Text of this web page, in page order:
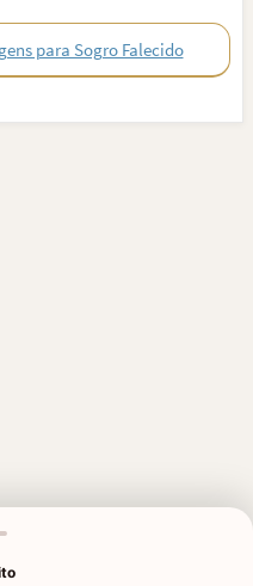
para Sogro Falecido